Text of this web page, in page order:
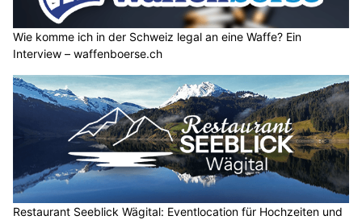
Wie komme ich in der Schweiz legal an eine Waffe? Ein
Interview – waffenboerse.ch
Restaurant Seeblick Wägital: Eventlocation für Hochzeiten und